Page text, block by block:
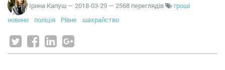
Ірина Капуш — 2018-03-29 — 2568 переглядів
гроші
новини
поліція Рівне шахрайство